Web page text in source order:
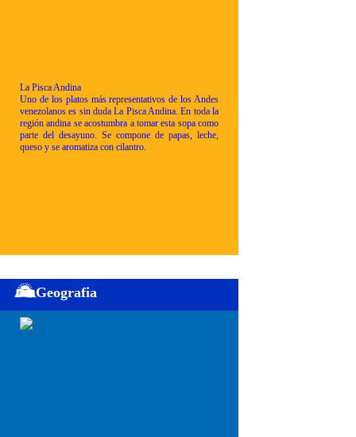
La Pisca Andina
Uno de los platos más representativos de los Andes
venezolanos es sin duda La Pisca Andina. En toda la
región andina se acostumbra a tomar esta sopa como
parte del desayuno. Se compone de papas, leche,
queso y se aromatiza con cilantro.
Geografia